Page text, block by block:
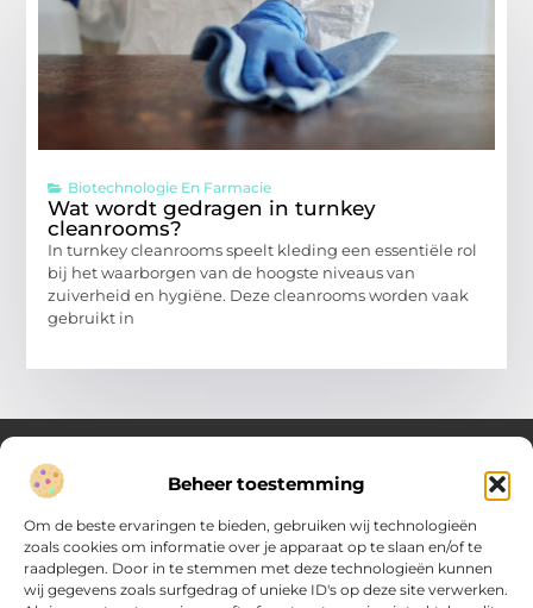
Beheer toestemming
Om de beste ervaringen te bieden, gebruiken wij technologieën
zoals cookies om informatie over je apparaat op te slaan en/of te
raadplegen. Door in te stemmen met deze technologieën kunnen
wij gegevens zoals surfgedrag of unieke ID's op deze site verwerken.
Biotechnologie En Farmacie
Wat wordt gedragen in turnkey
cleanrooms?
In turnkey cleanrooms speelt kleding een essentiële rol
bij het waarborgen van de hoogste niveaus van
zuiverheid en hygiëne. Deze cleanrooms worden vaak
gebruikt in
Inzicht en inspiratie voor jouw dagelijkse keuzes
Ontdek gevarieerde content vol praktische tips, doordachte
inzichten en vernieuwende ideeën. Alles wat je nodig hebt om